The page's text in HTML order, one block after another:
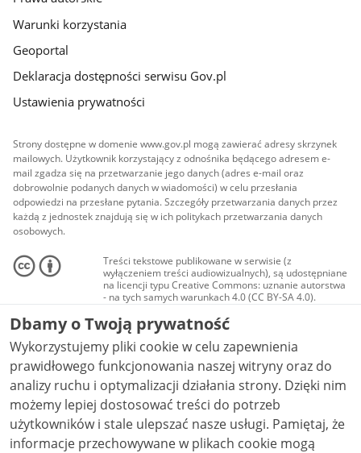
Warunki korzystania
Geoportal
Deklaracja dostępności serwisu Gov.pl
Ustawienia prywatności
Strony dostępne w domenie www.gov.pl mogą zawierać adresy skrzynek
mailowych. Użytkownik korzystający z odnośnika będącego adresem e-
mail zgadza się na przetwarzanie jego danych (adres e-mail oraz
dobrowolnie podanych danych w wiadomości) w celu przesłania
odpowiedzi na przesłane pytania. Szczegóły przetwarzania danych przez
każdą z jednostek znajdują się w ich politykach przetwarzania danych
osobowych.
Treści tekstowe publikowane w serwisie (z
wyłączeniem treści audiowizualnych), są udostępniane
na licencji typu Creative Commons: uznanie autorstwa
- na tych samych warunkach 4.0 (CC BY-SA 4.0).
Materiały audiowizualne, w tym zdjęcia, materiały
audio i wideo, są udostępniane na licencji typu
Creative Commons: uznanie autorstwa użycie
niekomercyjne - bez utworów zależnych 4.0 (CC BY-
NC-ND 4.0), o ile nie jest to stwierdzone inaczej.
Dbamy o Twoją prywatność
Wykorzystujemy pliki cookie w celu zapewnienia
prawidłowego funkcjonowania naszej witryny oraz do
analizy ruchu i optymalizacji działania strony. Dzięki nim
możemy lepiej dostosować treści do potrzeb
użytkowników i stale ulepszać nasze usługi. Pamiętaj, że
informacje przechowywane w plikach cookie mogą